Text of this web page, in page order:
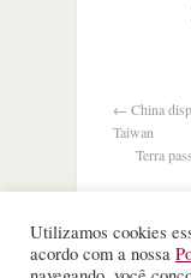
← China
Taiwan
Terra
Utilizamos cookies
acordo com a nossa